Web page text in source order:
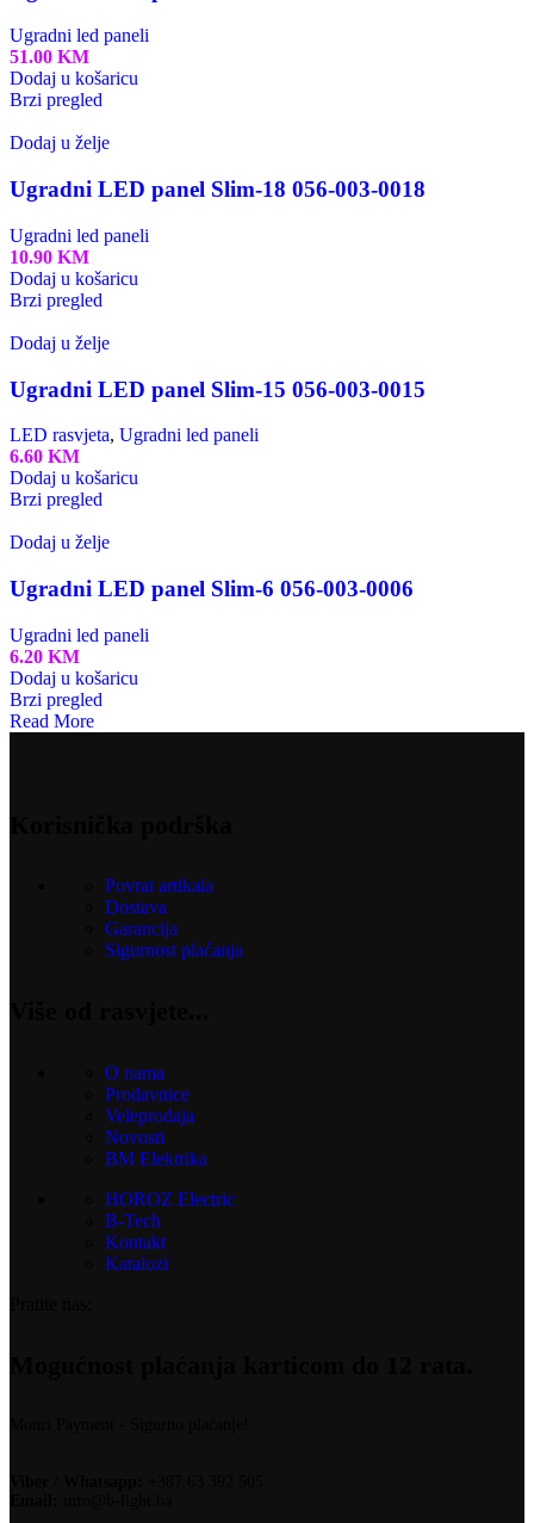
Ugradni led paneli
51.00 KM
Dodaj u košaricu
Brzi pregled
Dodaj u želje
Ugradni LED panel Slim-18 056-003-0018
Ugradni led paneli
10.90 KM
Dodaj u košaricu
Brzi pregled
Dodaj u želje
Ugradni LED panel Slim-15 056-003-0015
LED rasvjeta, Ugradni led paneli
6.60 KM
Dodaj u košaricu
Brzi pregled
Dodaj u želje
Ugradni LED panel Slim-6 056-003-0006
Ugradni led paneli
6.20 KM
Dodaj u košaricu
Brzi pregled
Read More
Povrat artikala
Dostava
Garancija
Sigurnost plaćanja
O nama
Prodavnice
Veleprodaja
Novosti
BM Elektrika
HOROZ Electric
B-Tech
Kontakt
Katalozi